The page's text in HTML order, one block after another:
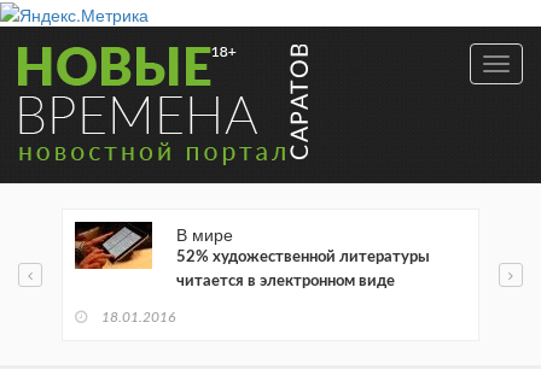
В мире
52% художественной литературы
читается в электронном виде
18.01.2016